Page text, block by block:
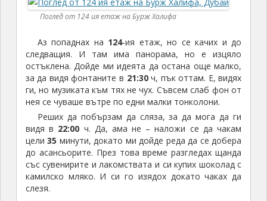
Поглед от 124 ия етаж на Бурж Халифа
Аз попаднах на 124-ия етаж, но се качих и до
следващия. И там има панорама, но е изцяло
остъклена. Дойде ми идеята да остана още малко,
за да видя фонтаните в 21:30ч, пък оттам. Е, видях
ги, но музиката към тях не чух. Съвсем слаб фон от
нея се чуваше вътре по едни малки тонколони.
Реших да побързам да сляза, за да мога да ги
видя в 22:00 ч. Да, ама не – наложи се да чакам
цели35 минути, докато ми дойде реда да се добера
до асансьорите. През това време разгледах щанда
със сувенирите и лакомствата и си купих шоколад с
камилско мляко. И си го изядох докато чаках да
слезя.